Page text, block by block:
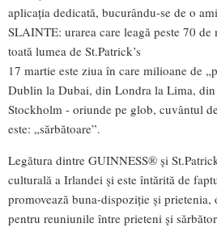
aplicația dedicată, bucurându-se de o
SLAINTE: urarea care leagă peste 70
toată lumea de St.Patrick’s
17 martie este ziua în care milioane de
Dublin la Dubai, din Londra la Lima, din
Stockholm - oriunde pe glob, cuvântul
este: „sărbătoare”.
Legătura dintre GUINNESS® şi
culturală a Irlandei și este întărită de
promovează buna-dispoziție și
pentru reuniunile între prieteni și